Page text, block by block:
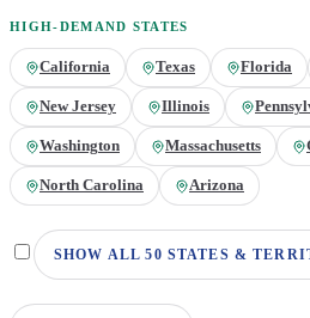
HIGH-DEMAND STATES
California Texas Florida
New Jersey Illinois
Washington Massachusetts
North Carolina Arizona
SHOW ALL 50 STATES &